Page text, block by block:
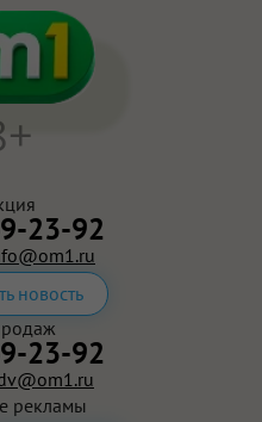
23-92
новость
23-92
рекламы